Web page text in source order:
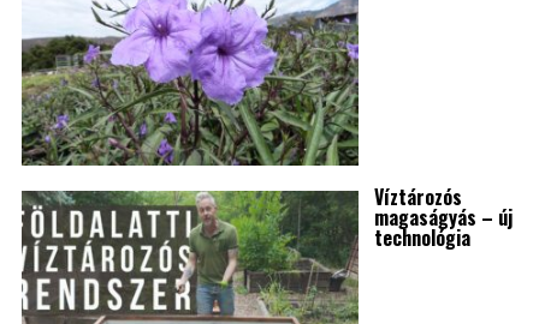
Víztározós
magaságyás – új
technológia